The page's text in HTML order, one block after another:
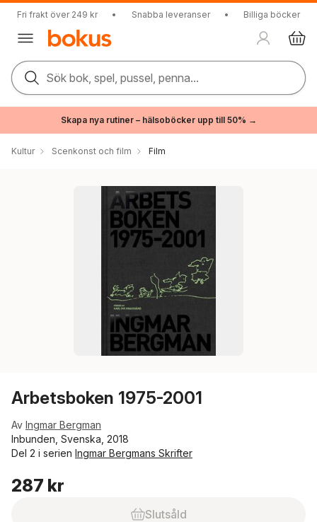
Fri frakt över 249 kr • Snabba leveranser • Billiga böcker
Sök bok, spel, pussel, penna...
Skapa nya rutiner – hälsoböcker upp till 50% →
Kultur Scenkonst och film Film
Arbetsboken 1975-2001
Av Ingmar Bergman
Inbunden, Svenska, 2018
Del 2 i serien Ingmar Bergmans Skrifter
287 kr
Slutsåld